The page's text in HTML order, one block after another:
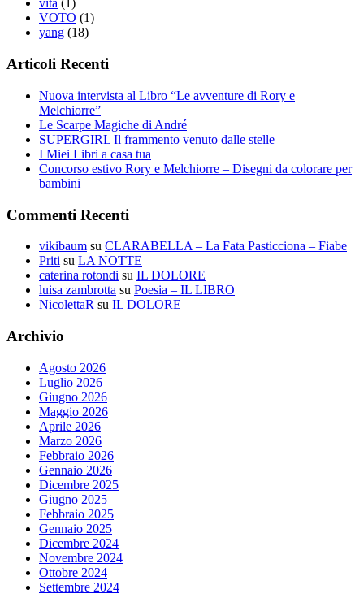
vita (1)
VOTO (1)
yang (18)
Articoli Recenti
Nuova intervista al Libro “Le avventure di Rory e
Melchiorre”
Le Scarpe Magiche di André
SUPERGIRL Il frammento venuto dalle stelle
I Miei Libri a casa tua
Concorso estivo Rory e Melchiorre – Disegni da colorare per
bambini
Commenti Recenti
vikibaum su CLARABELLA – La Fata Pasticciona – Fiabe
Priti su LA NOTTE
caterina rotondi su IL DOLORE
luisa zambrotta su Poesia – IL LIBRO
NicolettaR su IL DOLORE
Archivio
Agosto 2026
Luglio 2026
Giugno 2026
Maggio 2026
Aprile 2026
Marzo 2026
Febbraio 2026
Gennaio 2026
Dicembre 2025
Giugno 2025
Febbraio 2025
Gennaio 2025
Dicembre 2024
Novembre 2024
Ottobre 2024
Settembre 2024